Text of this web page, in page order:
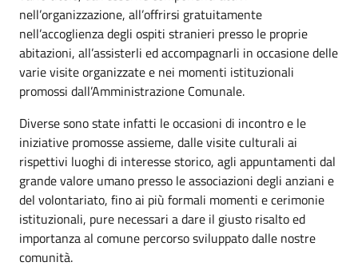
nell’organizzazione, all’offrirsi gratuitamente
nell’accoglienza degli ospiti stranieri presso le proprie
abitazioni, all’assisterli ed accompagnarli in occasione delle
varie visite organizzate e nei momenti istituzionali
promossi dall’Amministrazione Comunale.
Diverse sono state infatti le occasioni di incontro e le
iniziative promosse assieme, dalle visite culturali ai
rispettivi luoghi di interesse storico, agli appuntamenti dal
grande valore umano presso le associazioni degli anziani e
del volontariato, fino ai più formali momenti e cerimonie
istituzionali, pure necessari a dare il giusto risalto ed
importanza al comune percorso sviluppato dalle nostre
comunità.